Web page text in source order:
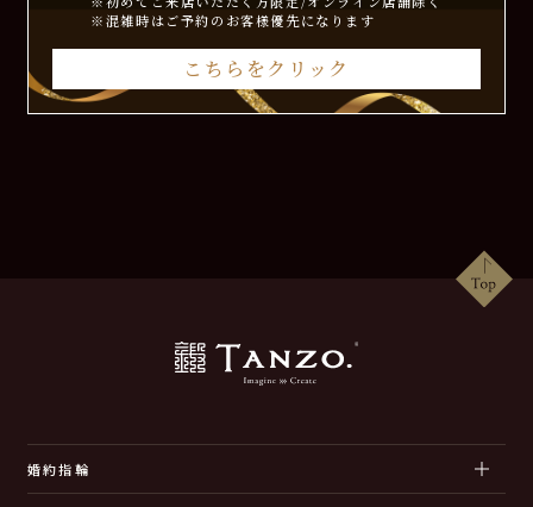
※混雑時はご予約のお客様優先になります
こちらをクリック
婚約指輪